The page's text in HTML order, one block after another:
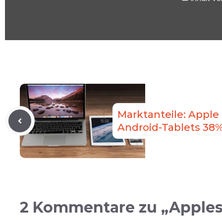
Marktanteile: Apple
Android-Tablets
2 Kommentare zu